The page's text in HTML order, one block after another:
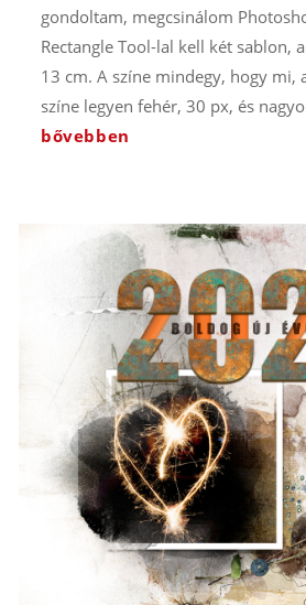
gondoltam, megcsinálom
Rectangle Tool-lal kell két sablon,
13 cm. A színe mindegy, hogy mi,
színe legyen fehér, 30 px, és
bővebben